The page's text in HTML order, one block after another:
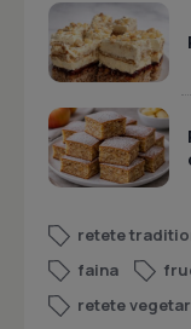
retete
faina
retete